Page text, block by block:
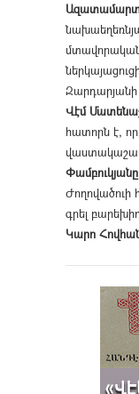
Վէմ
հատորն է,
գրել
Կարո